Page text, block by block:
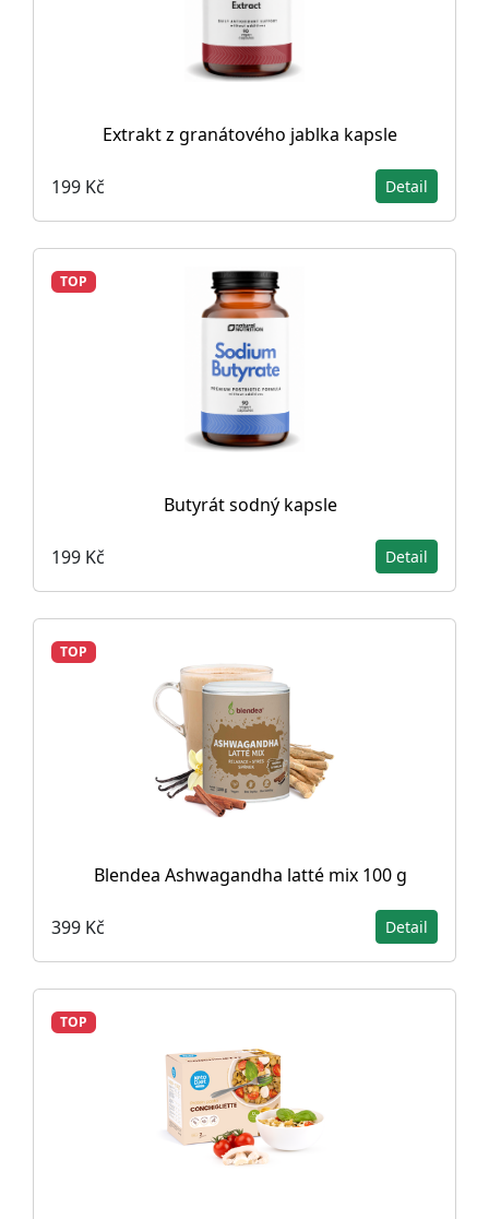
Extrakt z granátového jablka kapsle
199 Kč Detail
TOP
Butyrát sodný kapsle
199 Kč Detail
TOP
Blendea Ashwagandha latté mix 100 g
399 Kč Detail
TOP